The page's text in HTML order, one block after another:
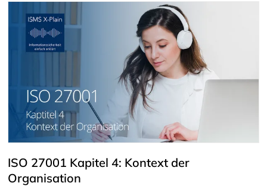
ISO 27001 Kapitel 4: Kontext der
Organisation